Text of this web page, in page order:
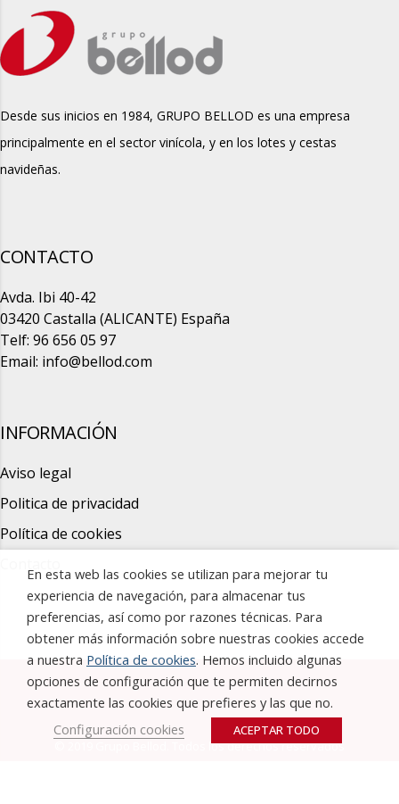
Desde sus inicios en 1984, GRUPO BELLOD es una empresa
principalmente en el sector vinícola, y en los lotes y cestas
navideñas.
CONTACTO
Avda. Ibi 40-42
03420 Castalla (ALICANTE) España
Telf: 96 656 05 97
Email: info@bellod.com
INFORMACIÓN
Aviso legal
Politica de privacidad
Política de cookies
© 2019 Grupo Bellod. Todos los derechos reservados
En esta web las cookies se utilizan para mejorar tu
experiencia de navegación, para almacenar tus
preferencias, así como por razones técnicas. Para
obtener más información sobre nuestras cookies accede
a nuestra Política de cookies. Hemos incluido algunas
opciones de configuración que te permiten decirnos
exactamente las cookies que prefieres y las que no.
Configuración cookies
ACEPTAR TODO